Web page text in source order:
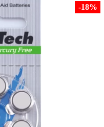
Прокат
товары
-18%